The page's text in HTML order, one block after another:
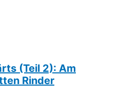
(Teil 2): Am
Rinder